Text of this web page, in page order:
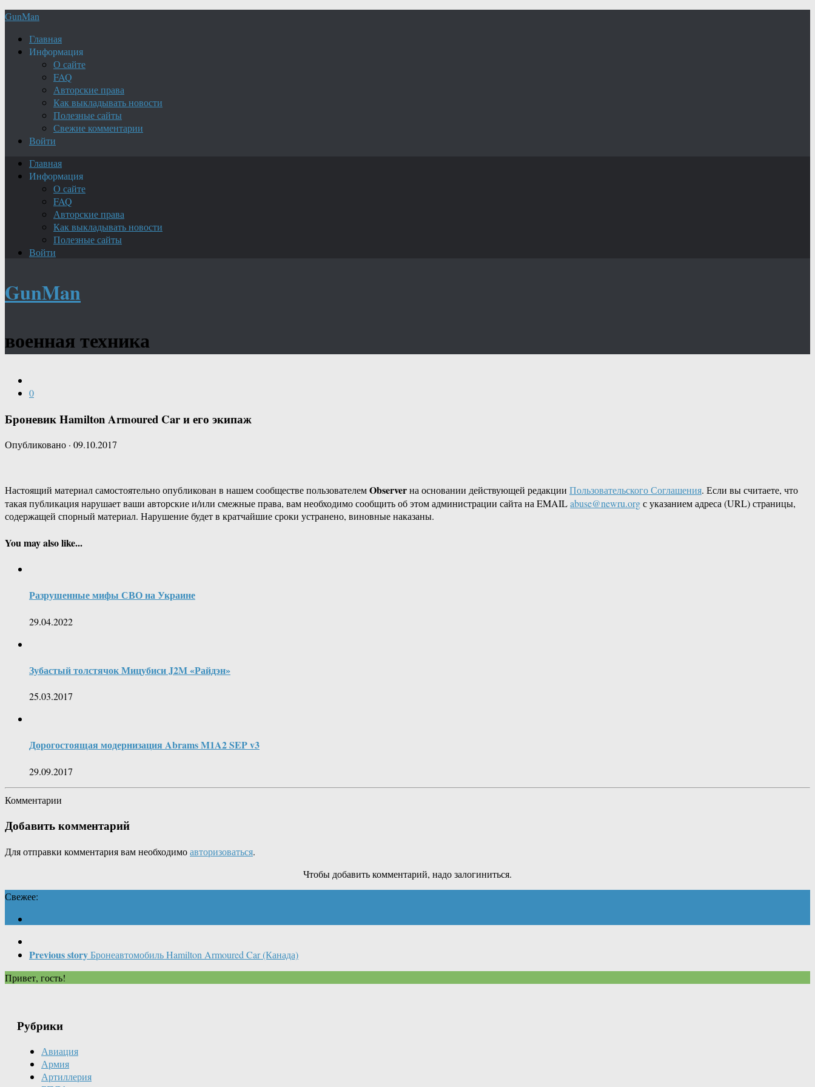
GunMan
Главная
Информация
О сайте
FAQ
Авторские права
Как выкладывать новости
Полезные сайты
Свежие комментарии
Войти
Главная
Информация
О сайте
FAQ
Авторские права
Как выкладывать новости
Полезные сайты
Войти
GunMan
военная техника
0
Броневик Hamilton Armoured Car и его экипаж
Опубликовано · 09.10.2017
Настоящий материал самостоятельно опубликован в нашем сообществе пользователемObserverна основании действующей редакции Пользовательского Соглашения. Если вы считаете, что
такая публикация нарушает ваши авторские и/или смежные права, вам необходимо сообщить об этом администрации сайта на EMAILabuse@newru.orgс указанием адреса (URL) страницы,
содержащей спорный материал. Нарушение будет в кратчайшие сроки устранено, виновные наказаны.
You may also like...
Разрушенные мифы СВО на Украине
29.04.2022
Зубастый толстячок Мицубиси J2M «Райдэн»
25.03.2017
Дорогостоящая модернизация Abrams M1A2 SEP v3
29.09.2017
Комментарии
Добавить комментарий
Для отправки комментария вам необходимоавторизоваться.
Чтобы добавить комментарий, надо залогиниться.
Свежее:
Previous storyБронеавтомобиль Hamilton Armoured Car (Канада)
Привет, гость!
Рубрики
Авиация
Армия
Артиллерия